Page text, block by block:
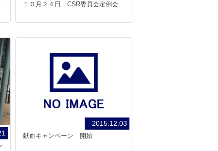
１０月２４日 CSR委員会定例会
2015.12.03
献血キャンペーン 開始